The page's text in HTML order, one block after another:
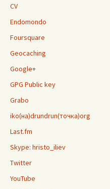
CV
Endomondo
Foursquare
Geocaching
Google+
GPG Public key
Grabo
iko(на)drundrun(точка)org
Last.fm
Skype: hristo_iliev
Twitter
YouTube